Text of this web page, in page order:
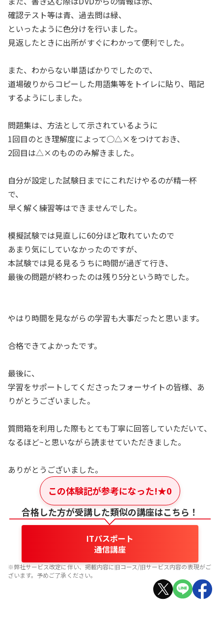
確認テスト等は青、過去問は緑、
といったように色分けを行いました。
見返したときに出所がすぐにわかって便利でした。
また、わからない単語ばかりでしたので、
道場破りからコピーした用語集等をトイレに貼り、暗記
するようにしました。
問題集は、方法として示されているように
1回目のとき理解度によって○△×をつけておき、
2回目は△×のもののみ解きました。
自分が設定した試験日までにこれだけやるのが精一杯
で、
早く解く練習等はできませんでした。
模擬試験では見直しに60分ほど取れていたので
あまり気にしていなかったのですが、
本試験では見る見るうちに時間が過ぎて行き、
最後の問題が終わったのは残り5分という時でした。
やはり時間を見ながらの学習も大事だったと思います。
合格できてよかったです。
最後に、
学習をサポートしてくださったフォーサイトの皆様、あ
りがとうございました。
質問箱を利用した際もとても丁寧に回答していただいて、
なるほど~と思いながら読ませていただきました。
ありがとうございました。
この体験記が参考になった!★0
合格した方が受講した類似の講座はこちら！
ITパスポート
通信講座
※弊社サービス改定に伴い、掲載内容に旧コース/旧サービス内容の表現がご
ざいます。予めご了承ください。